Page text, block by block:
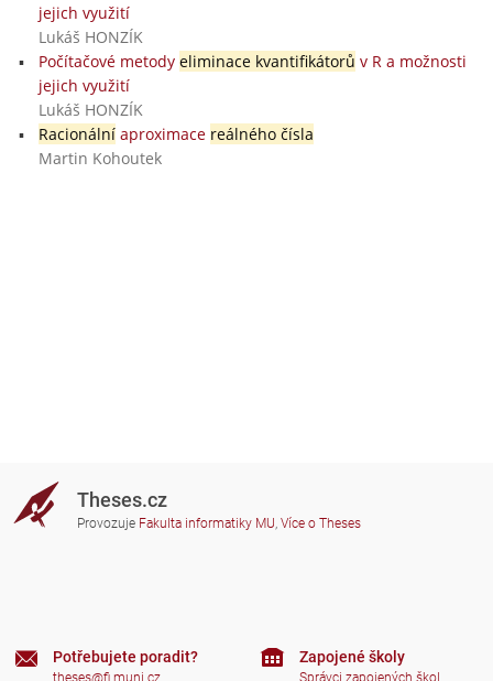
jejich využití
Lukáš HONZÍK
Počítačové metody eliminace kvantifikátorů v R a možnosti
jejich využití
Lukáš HONZÍK
Racionálníaproximace reálného čísla
Martin Kohoutek
Theses.cz
Provozuje Fakulta informatiky MU, Více o Theses
Potřebujete poradit?
theses@fi.muni.cz
Zapojené školy
Správci zapojených škol